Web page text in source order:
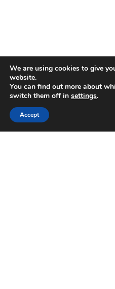
We are using cookies to give
website.
You can find out more about
switch them off in settings.
Accept